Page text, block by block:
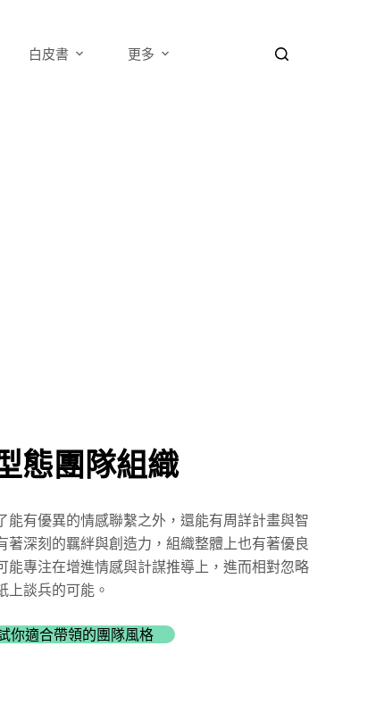
白皮書 更多
態團隊組織
能有優異的情感聯繫之外，還能有周詳計畫與智
著深刻的羈絆與創造力，組織整體上也有著優良
能專注在增進情感與計謀推導上，進而相對忽略
上談兵的可能。
你適合帶領的團隊風格